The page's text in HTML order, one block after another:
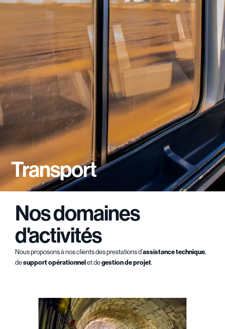
Transport
Nos domaines
d'activités
Nous proposons à nos clients des prestations d’assistance technique,
desupport opérationnel et degestion de projet.